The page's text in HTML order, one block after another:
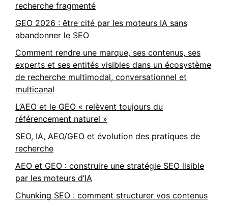
recherche fragmenté
GEO 2026 : être cité par les moteurs IA sans
abandonner le SEO
Comment rendre une marque, ses contenus, ses
experts et ses entités visibles dans un écosystème
de recherche multimodal, conversationnel et
multicanal
L’AEO et le GEO « relèvent toujours du
référencement naturel »
SEO, IA, AEO/GEO et évolution des pratiques de
recherche
AEO et GEO : construire une stratégie SEO lisible
par les moteurs d’IA
Chunking SEO : comment structurer vos contenus